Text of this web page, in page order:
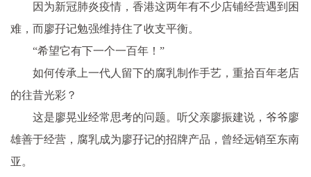
因为新冠肺炎疫情，香港这两年有不少店铺经营遇到困
难，而廖孖记勉强维持住了收支平衡。
“希望它有下一个一百年！”
如何传承上一代人留下的腐乳制作手艺，重拾百年老店
的往昔光彩？
这是廖晃业经常思考的问题。听父亲廖振建说，爷爷廖
雄善于经营，腐乳成为廖孖记的招牌产品，曾经远销至东南
亚。